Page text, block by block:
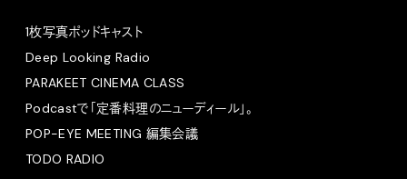
1枚写真ポッドキャスト
Deep Looking Radio
PARAKEET CINEMA CLASS
Podcastで「定番料理のニューディール」。
POP-EYE MEETING 編集会議
TODO RADIO